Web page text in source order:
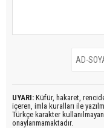
UYARI: Küfür, hakaret,
içeren, imla kuralları ile
Türkçe karakter
onaylanmamaktadır.